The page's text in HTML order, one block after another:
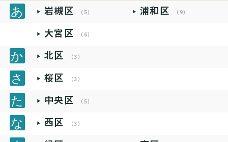
岩槻区 （5） 浦和区 （9）
大宮区 （6）
北区 （3）
桜区 （3）
中央区 （5）
西区 （3）